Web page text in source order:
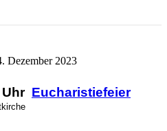
Dezember 2023
Uhr Eucharistiefeier